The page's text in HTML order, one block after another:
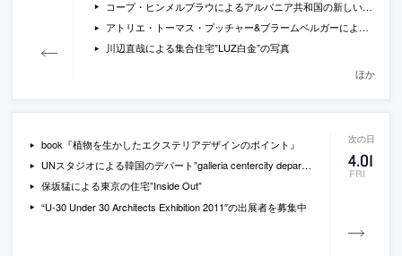
コープ・ヒンメルブラウによるアルバニア共和国の新しい議会施設の画像
アトリエ・トーマス・プッチャー&ブラームベルガーによるオフィスビル”NIK Office”
川辺直哉による集合住宅”LUZ白金”の写真
ほか
4.01
FRI
book『植物を生かしたエクステリアデザインのポイント』
UNスタジオによる韓国のデパート”galleria centercity department store”
保坂猛による東京の住宅”Inside Out”
“U-30 Under 30 Architects Exhibition 2011″の出展者を募集中